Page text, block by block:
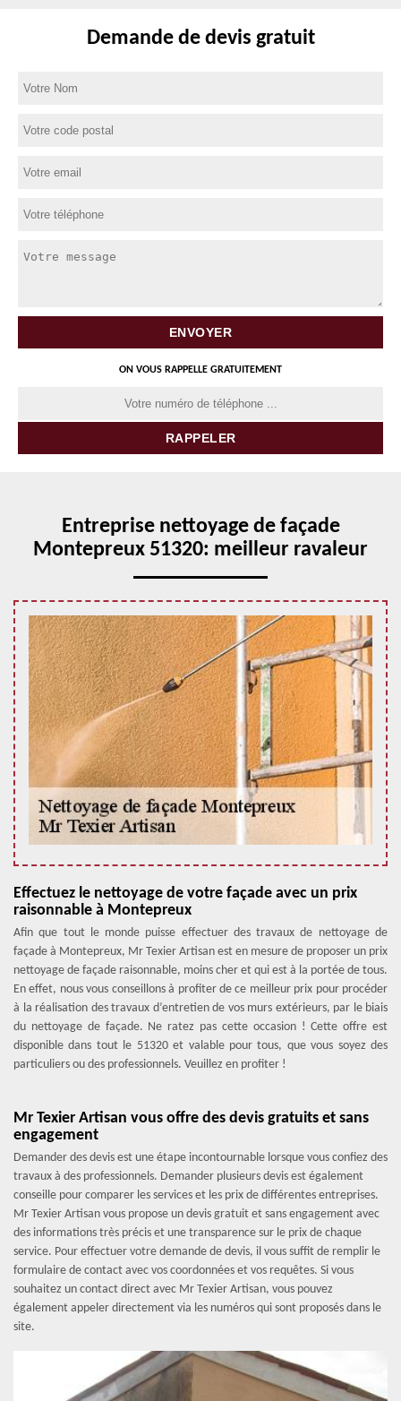
Demande de devis gratuit
ON VOUS RAPPELLE GRATUITEMENT
Entreprise nettoyage de façade
Montepreux 51320: meilleur ravaleur
Effectuez le nettoyage de votre façade avec un prix
raisonnable à Montepreux
Afin que tout le monde puisse effectuer des travaux de nettoyage de
façade à Montepreux, Mr Texier Artisan est en mesure de proposer un prix
nettoyage de façade raisonnable, moins cher et qui est à la portée de tous.
En effet, nous vous conseillons à profiter de ce meilleur prix pour procéder
à la réalisation des travaux d’entretien de vos murs extérieurs, par le biais
du nettoyage de façade. Ne ratez pas cette occasion ! Cette offre est
disponible dans tout le 51320 et valable pour tous, que vous soyez des
particuliers ou des professionnels. Veuillez en profiter !
Mr Texier Artisan vous offre des devis gratuits et sans
engagement
Demander des devis est une étape incontournable lorsque vous confiez des
travaux à des professionnels. Demander plusieurs devis est également
conseille pour comparer les services et les prix de différentes entreprises.
Mr Texier Artisan vous propose un devis gratuit et sans engagement avec
des informations très précis et une transparence sur le prix de chaque
service. Pour effectuer votre demande de devis, il vous suffit de remplir le
formulaire de contact avec vos coordonnées et vos requêtes. Si vous
souhaitez un contact direct avec Mr Texier Artisan, vous pouvez
également appeler directement via les numéros qui sont proposés dans le
site.